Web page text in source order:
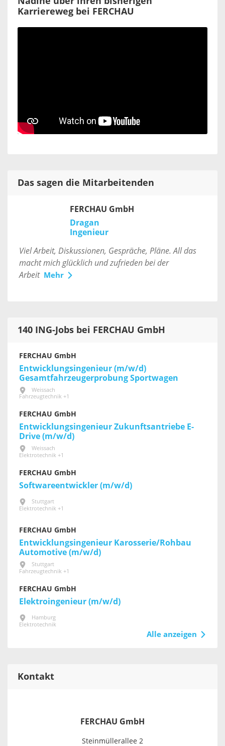
Karriereweg bei FERCHAU
Das sagen die Mitarbeitenden
FERCHAU GmbH
Dragan
Ingenieur
Viel Arbeit, Diskussionen, Gespräche, Pläne. All das
macht mich glücklich und zufrieden bei der
Arbeit Mehr
140 ING-Jobs bei FERCHAU GmbH
FERCHAU GmbH
Entwicklungsingenieur (m/w/d)
Gesamtfahrzeugerprobung Sportwagen
Weissach
Fahrzeugtechnik +1
FERCHAU GmbH
Entwicklungsingenieur Zukunftsantriebe E-
Drive (m/w/d)
Weissach
Elektrotechnik +1
FERCHAU GmbH
Softwareentwickler (m/w/d)
Stuttgart
Elektrotechnik +1
FERCHAU GmbH
Entwicklungsingenieur Karosserie/Rohbau
Automotive (m/w/d)
Stuttgart
Fahrzeugtechnik +1
FERCHAU GmbH
Elektroingenieur (m/w/d)
Hamburg
Elektrotechnik
Alle anzeigen
Kontakt
FERCHAU GmbH
Steinmüllerallee 2